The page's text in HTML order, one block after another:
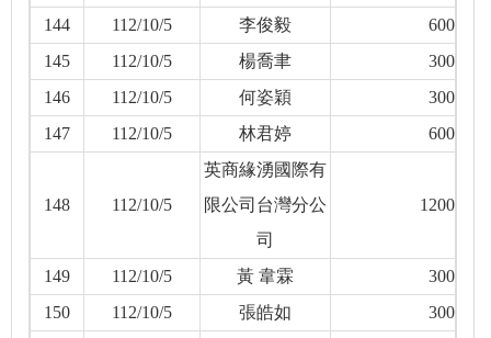
144 112/10/5 李俊毅
600
145
112/10/5 楊喬聿
300
146
112/10/5 何姿穎
300
147
112/10/5 林君婷 600
148 112/10/5
英商緣湧國際有
限公司台灣分公
司
1200
149 112/10/5 黃 韋霖
300
150
112/10/5 張皓如
300